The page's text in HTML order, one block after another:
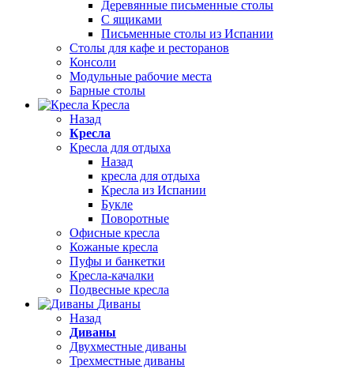
Деревянные письменные столы
С ящиками
Письменные столы из Испании
Столы для кафе и ресторанов
Консоли
Модульные рабочие места
Барные столы
Кресла
Назад
Кресла
Кресла для отдыха
Назад
кресла для отдыха
Кресла из Испании
Букле
Поворотные
Офисные кресла
Кожаные кресла
Пуфы и банкетки
Кресла-качалки
Подвесные кресла
Диваны
Назад
Диваны
Двухместные диваны
Трехместные диваны